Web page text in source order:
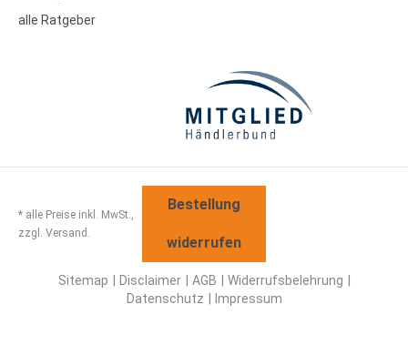
alle Ratgeber
* alle Preise inkl. MwSt.,
zzgl. Versand.
Bestellung
widerrufen
Sitemap Disclaimer AGB
Widerrufsbelehrung
Datenschutz
Impressum